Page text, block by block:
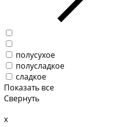
полусухое
полусладкое
сладкое
Показать все
Свернуть
x